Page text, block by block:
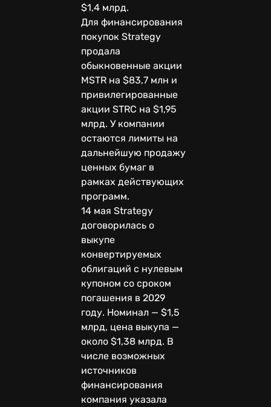
$1,4 млрд.
Для финансирования
покупок Strategy
продала
обыкновенные акции
MSTR на $83,7 млн и
привилегированные
акции STRC на $1,95
млрд. У компании
остаются лимиты на
дальнейшую продажу
ценных бумаг в
рамках действующих
программ.
14 мая Strategy
договорилась о
выкупе
конвертируемых
облигаций с нулевым
купоном со сроком
погашения в 2029
году. Номинал — $1,5
млрд, цена выкупа —
около $1,38 млрд. В
числе возможных
источников
финансирования
компания указала